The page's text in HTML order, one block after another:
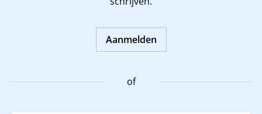
Aanmelden
of